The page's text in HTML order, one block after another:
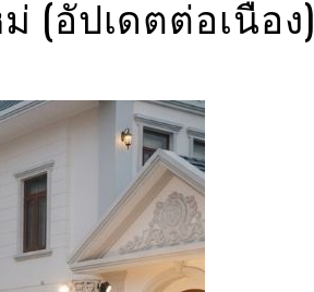
(อัปเดตต่อเนื่อง)